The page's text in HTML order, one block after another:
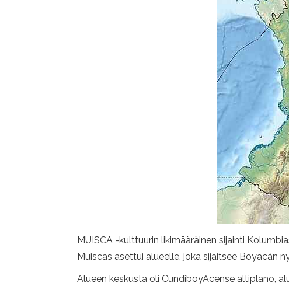
MUISCA -kulttuurin likimääräinen sijainti
Muiscas asettui alueelle, joka sijaitsee Boyacán
Alueen keskusta oli CundiboyAcense altiplano,